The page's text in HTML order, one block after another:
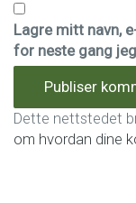
Lagre mitt navn,
for neste gang
Dette nettstedet
om hvordan dine